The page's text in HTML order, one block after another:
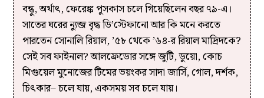
বন্ধু, অর্থাৎ, ফেরেঙ্ক পুসকাস চলে গিয়েছিলেন বছর ৭৯-এ।
সাতের ঘরের ন্যুব্জ বৃদ্ধ ডি’স্টেফানো আর কি মনে করতে
পারতেন সোনালি রিয়াল, ’৫৮ থেকে ’৬৪-র রিয়াল মাদ্রিদকে?
সেই সব ফাইনাল? আলফ্রেডোর সঙ্গে জুটি, ডুয়ো, কোচ
মিগুয়েল মুনোজের টিমের ভয়ংকর সাদা জার্সি, গোল, দর্শক,
চিৎকার– চলে যায়, একসময় সব চলে যায়।